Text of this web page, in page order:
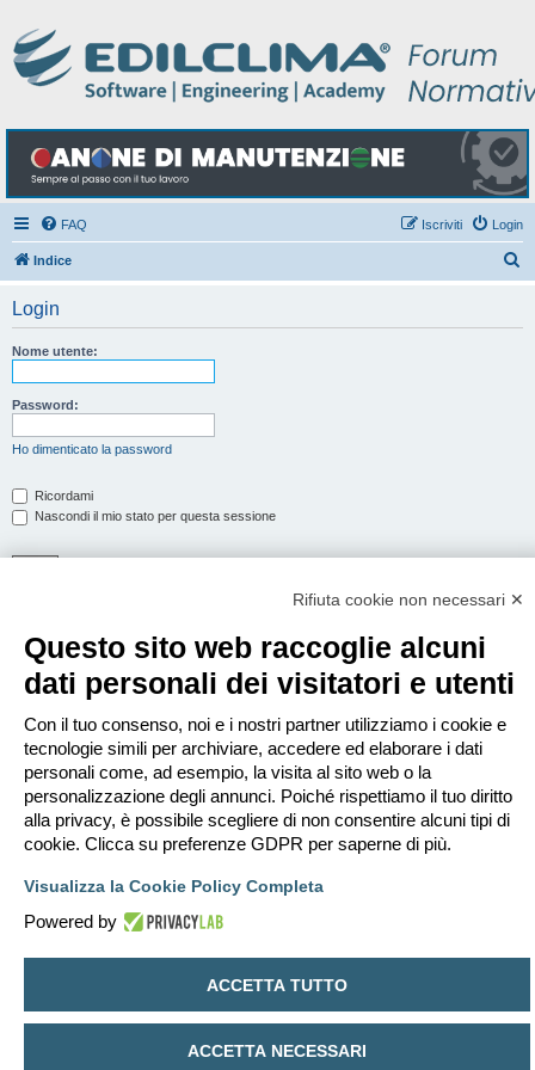
FAQ Login
Iscriviti
Indice
Login
Nome utente:
Password:
Ho dimenticato la password
Ricordami
Nascondi il mio stato per questa sessione
Per eseguire il login devi essere registrato. La registrazione richiede solo
pochi secondi e garantisce l’accesso alle funzioni avanzate. L’amministratore
può anche dare permessi speciali agli utenti. Prima di eseguire il login
assicurati di aver letto i termini d’uso e le varie regole.
Condizioni d’uso
Trattamento dei dati personali
Indice Tutti gli orari sono
Cancella cookie
Contattaci
Creato daphpBB® Forum Software © phpBB Limited
Traduzione Italiana
Rifiuta cookie non necessari ✕
Questo sito web raccoglie alcuni
dati personali dei visitatori e utenti
Con il tuo consenso, noi e i nostri partner utilizziamo i cookie e
tecnologie simili per archiviare, accedere ed elaborare i dati
personali come, ad esempio, la visita al sito web o la
personalizzazione degli annunci. Poiché rispettiamo il tuo diritto
alla privacy, è possibile scegliere di non consentire alcuni tipi di
cookie. Clicca su preferenze GDPR per saperne di più.
Visualizza la Cookie Policy Completa
Powered by
ACCETTA TUTTO
ACCETTA NECESSARI